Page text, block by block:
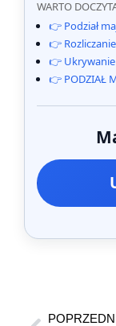
WARTO
👉 Podział
👉
👉
👉 PODZIAŁ